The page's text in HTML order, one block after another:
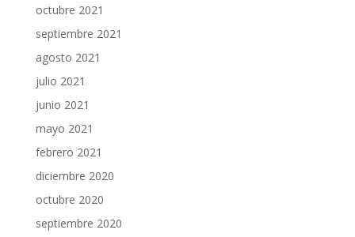
octubre 2021
septiembre 2021
agosto 2021
julio 2021
junio 2021
mayo 2021
febrero 2021
diciembre 2020
octubre 2020
septiembre 2020